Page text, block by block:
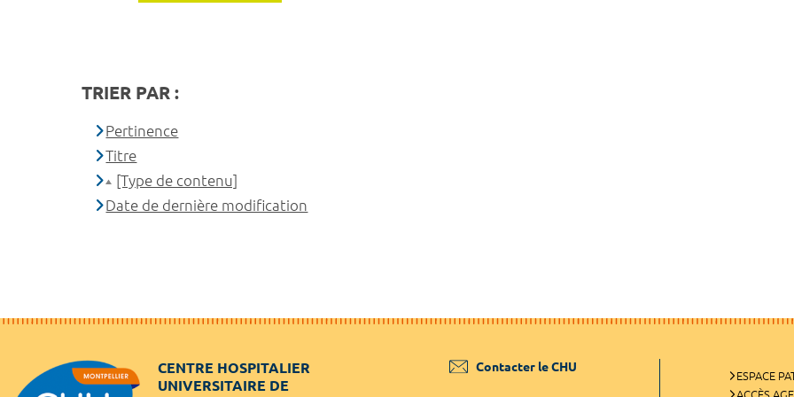
TRIER PAR :
Pertinence
Titre
[Type de contenu]
Date de dernière modification
CENTRE HOSPITALIER
UNIVERSITAIRE DE
Contacter le CHU
ESPACE
ACCÈS